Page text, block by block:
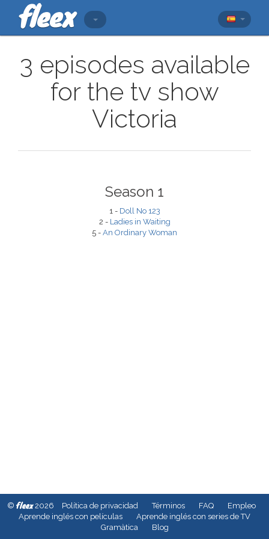
3 episodes available
for the tv show
Victoria
Season 1
1 - Doll No 123
2 - Ladies in Waiting
5 - An Ordinary Woman
© fleex2026 Política de privacidad Términos FAQ
Empleo
Aprende inglés con películas
Aprende inglés con series de TV
Gramàtica
Blog